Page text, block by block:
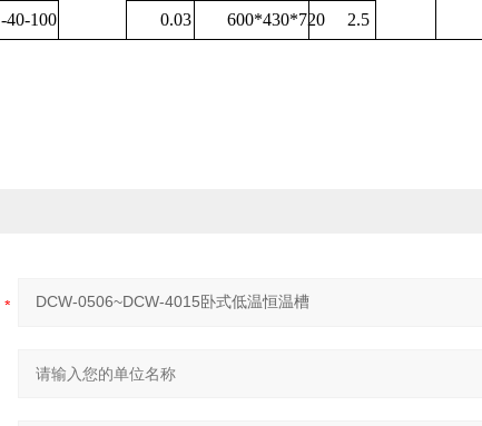
-40-100 0.03 600*430*720 2.5